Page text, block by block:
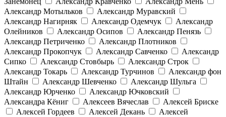
Александр Мотыльков
Александр Муравский
Александр Нагирняк
Александр Одемчук
Александр
Олейников
Александр Осипов
Александр Пенязь
Александр Петриченко
Александр Плотников
Александр Прокопчук
Александр Савченко
Александр
Сипко
Александр Стовбырь
Александр Строк
Александр Токарь
Александр Турчинов
Александр фон
Штайн
Александр Шевченко
Александр Шульга
Александр Юрченко
Александр Ючковский
Александра Кёниг
Алексеев Вячеслав
Алексей Бриске
Алексей Гордеев
Алексей Декань
Алексей